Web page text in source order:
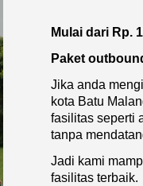
Mulai dari Rp.
Paket
Jika anda
kota Batu
fasilitas seperti
tanpa
Jadi kami
fasilitas terbaik.